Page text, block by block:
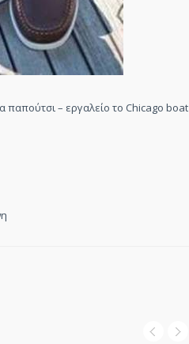
– εργαλείο το Chicago boat